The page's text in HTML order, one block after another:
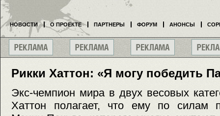
Рикки Хаттон: «Я могу победить
Экс-чемпион мира в двух весовых
Хаттон полагает, что ему по силам
НОВОСТИ О ПРОЕКТЕ ПАРТНЕРЫ ФОРУМ АНОНСЫ